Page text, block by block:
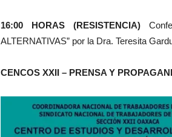
16:00 HORAS (RESISTENCIA)
ALTERNATIVAS” por la Dra. Teresita
CENCOS XXII – PRENSA Y